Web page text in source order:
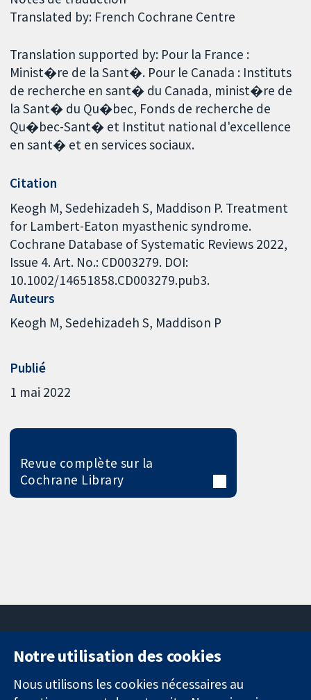
Translated by: French Cochrane Centre
Translation supported by: Pour la France :
Minist�re de la Sant�. Pour le Canada : Instituts
de recherche en sant� du Canada, minist�re de
la Sant� du Qu�bec, Fonds de recherche de
Qu�bec-Sant� et Institut national d'excellence
en sant� et en services sociaux.
Citation
Keogh M, Sedehizadeh S, Maddison P. Treatment
for Lambert-Eaton myasthenic syndrome.
Cochrane Database of Systematic Reviews 2022,
Issue 4. Art. No.: CD003279. DOI:
10.1002/14651858.CD003279.pub3.
Auteurs
Keogh M Sedehizadeh S Maddison P
Publié
1 mai 2022
Revue complète sur la
Cochrane Library
Des données
11-13 Cavendish
Square
Londres
nous
Actualités
Notre utilisation des cookies
Nous utilisons les cookies nécessaires au